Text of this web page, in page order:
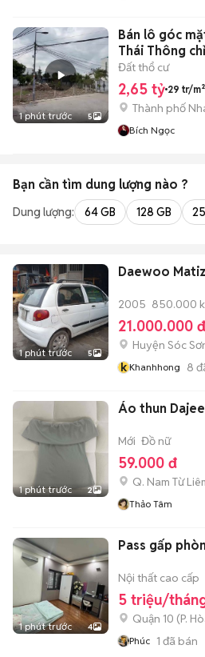
1 phút trước 5
Bán lô góc
Thái Thông
Đất thổ cư
2,65 tỷ 29 tr/m²
Thành phố
Bích Ngọc
Bạn cần tìm dung lượng nào ?
Dung lượng: 64 GB 128 GB
1 phút trước 5
Daewoo
2005 850.000
21.000.000 đ
Huyện Sóc
k Khanhhong 8
1 phút trước 2
Áo thun
Mới Đồ nữ
59.000 đ
Q. Nam Từ
Thảo Tâm
1 phút trước 4
Pass gấp
Nội thất cao cấp
5 triệu/
Quận 10 (P.
Phúc 1 đã bán